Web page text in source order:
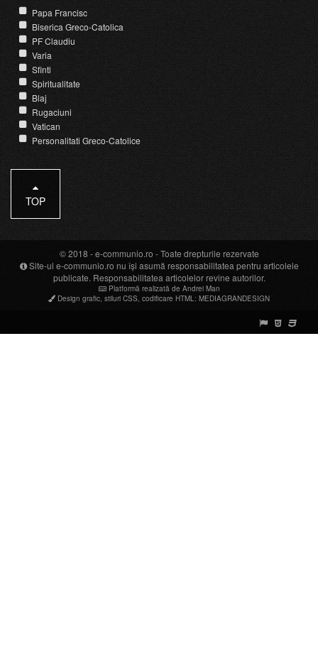
Papa Francisc
Biserica Greco-Catolica
PF Claudiu
Varia
Sfinti
Spiritualitate
Blaj
Rugaciuni
Vatican
Personalitati Greco-Catolice
TOP
© 2018 -e-communio.ro - Toate drepturile rezervate
Site-ul e-communio.ro nu își asumă responsabilitatea pentru articolele
publicate. Responsabilitatea articolelor revine autorilor.
Platformă realizată de Andrei Man
Design grafic stiluri CSS codificare HTML : MEDIAGRANDESIGN